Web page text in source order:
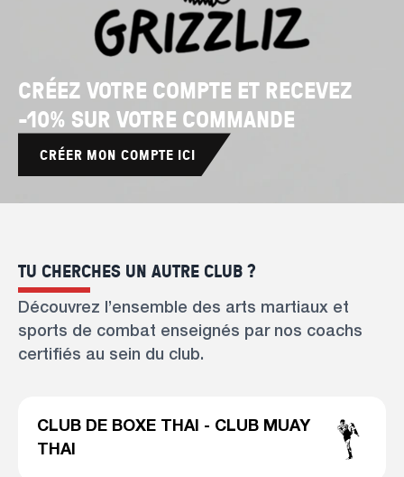
CRÉEZ VOTRE COMPTE ET RECEVEZ
-10% SUR VOTRE COMMANDE
CRÉER MON COMPTE ICI
TU CHERCHES UN AUTRE CLUB ?
Découvrez l’ensemble des arts martiaux et
sports de combat enseignés par nos coachs
certifiés au sein du club.
CLUB DE BOXE THAI - CLUB MUAY
THAI